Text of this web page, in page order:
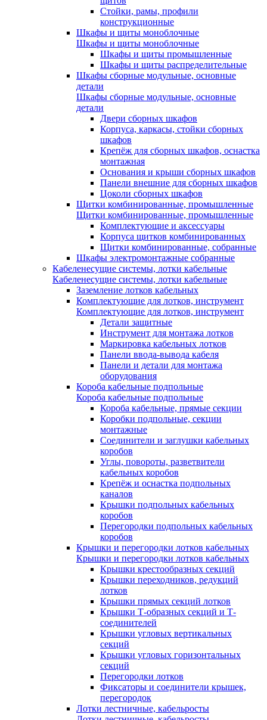
Стойки, рамы, профили
конструкционные
Шкафы и щиты моноблочные
Шкафы и щиты моноблочные
Шкафы и щиты промышленные
Шкафы и щиты распределительные
Шкафы сборные модульные, основные
детали
Шкафы сборные модульные, основные
детали
Двери сборных шкафов
Корпуса, каркасы, стойки сборных
шкафов
Крепёж для сборных шкафов, оснастка
монтажная
Основания и крыши сборных шкафов
Панели внешние для сборных шкафов
Цоколи сборных шкафов
Щитки комбинированные, промышленные
Щитки комбинированные, промышленные
Комплектующие и аксессуары
Корпуса щитков комбинированных
Щитки комбинированные, собранные
Шкафы электромонтажные собранные
Кабеленесущие системы, лотки кабельные
Кабеленесущие системы, лотки кабельные
Заземление лотков кабельных
Комплектующие для лотков, инструмент
Комплектующие для лотков, инструмент
Детали защитные
Инструмент для монтажа лотков
Маркировка кабельных лотков
Панели ввода-вывода кабеля
Панели и детали для монтажа
оборудования
Короба кабельные подпольные
Короба кабельные подпольные
Короба кабельные, прямые секции
Коробки подпольные, секции
монтажные
Соединители и заглушки кабельных
коробов
Углы, повороты, разветвители
кабельных коробов
Крепёж и оснастка подпольных
каналов
Крышки подпольных кабельных
коробов
Перегородки подпольных кабельных
коробов
Крышки и перегородки лотков кабельных
Крышки и перегородки лотков кабельных
Крышки крестообразных секций
Крышки переходников, редукций
лотков
Крышки прямых секций лотков
Крышки Т-образных секций и Т-
соединителей
Крышки угловых вертикальных
секций
Крышки угловых горизонтальных
секций
Перегородки лотков
Фиксаторы и соединители крышек,
перегородок
Лотки лестничные, кабельросты